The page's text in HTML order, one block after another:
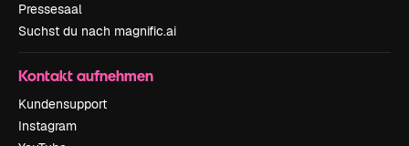
Pressesaal
Suchst du nach magnific.ai
Kontakt aufnehmen
Kundensupport
Instagram